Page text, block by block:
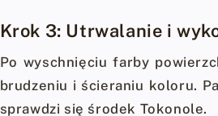
Krok 3: Utrwalanie i
Po wyschnięciu farby
brudzeniu i ścieraniu koloru.
sprawdzi się środek Tokonole.